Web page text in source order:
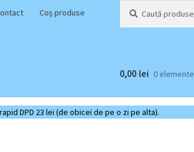
Coș produse
după:
0,00 lei 0 elemente
DPD 23 lei (de obicei de pe o zi pe alta).